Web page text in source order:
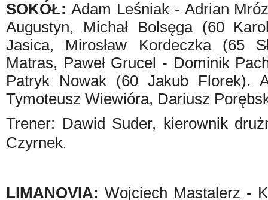
SOKÓŁ: Adam Leśniak - Adrian
Augustyn, Michał Bolsęga (60
Jasica, Mirosław Kordeczka (65
Matras, Paweł Grucel - Dominik
Patryk Nowak (60 Jakub Florek).
Tymoteusz Wiewióra, Dariusz
Trener: Dawid Suder, kierownik
Czyrnek.
LIMANOVIA: Wojciech Mastalerz -